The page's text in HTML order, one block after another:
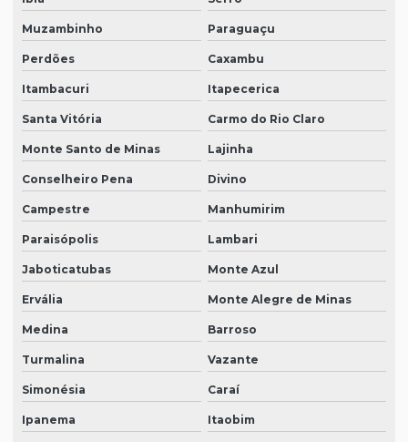
Muzambinho Paraguaçu
Perdões Caxambu
Itambacuri Itapecerica
Santa Vitória Carmo do Rio Claro
Monte Santo de Minas Lajinha
Conselheiro Pena Divino
Campestre Manhumirim
Paraisópolis Lambari
Jaboticatubas Monte Azul
Ervália Monte Alegre de Minas
Medina Barroso
Turmalina Vazante
Simonésia Caraí
Ipanema Itaobim